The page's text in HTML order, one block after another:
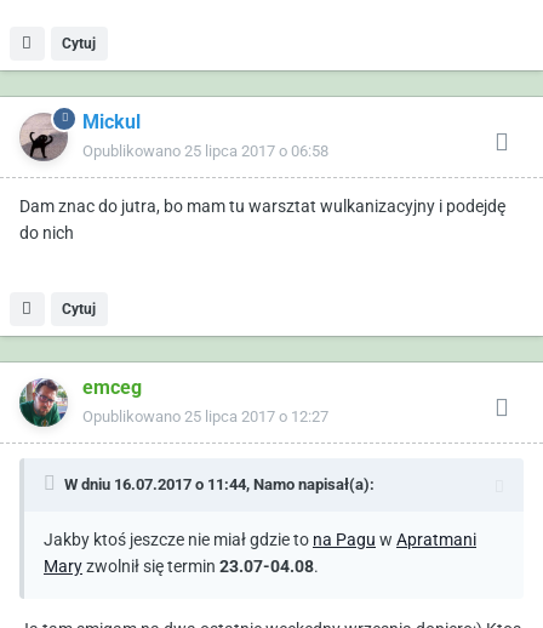
Cytuj
Mickul
Opublikowano 25 lipca 2017 o 06:58
Dam znac do jutra, bo mam tu warsztat wulkanizacyjny i podejdę
do nich
Cytuj
emceg
Opublikowano 25 lipca 2017 o 12:27
W dniu 16.07.2017 o 11:44, Namo napisał(a):
Jakby ktoś jeszcze nie miał gdzie to na Pagu w Apratmani
Maryzwolnił się termin 23.07-04.08.